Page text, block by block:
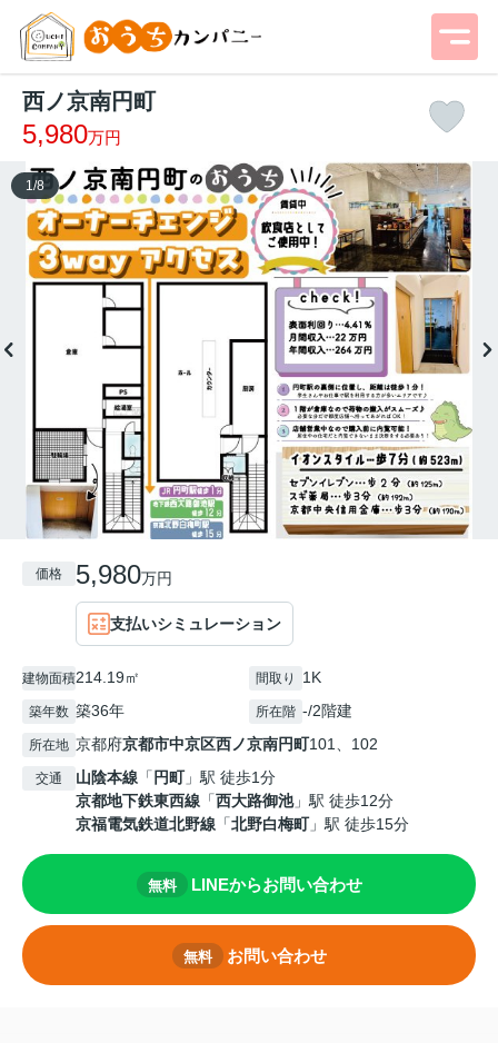
西ノ京南円町
5,980万円
1 /8
価格 5,980万円
支払いシミュレーション
建物面積214.19㎡ 間取り 1K
築年数 築36年 所在階 -/2階建
所在地 京都府京都市中京区西ノ京南円町101、102
交通 山陰本線 「 円町」駅 徒歩1分
京都地下鉄東西線 「西大路御池」駅 徒歩12分
京福電気鉄道北野線 「北野白梅町」駅 徒歩15分
無料 LINEからお問い合わせ
無料 お問い合わせ